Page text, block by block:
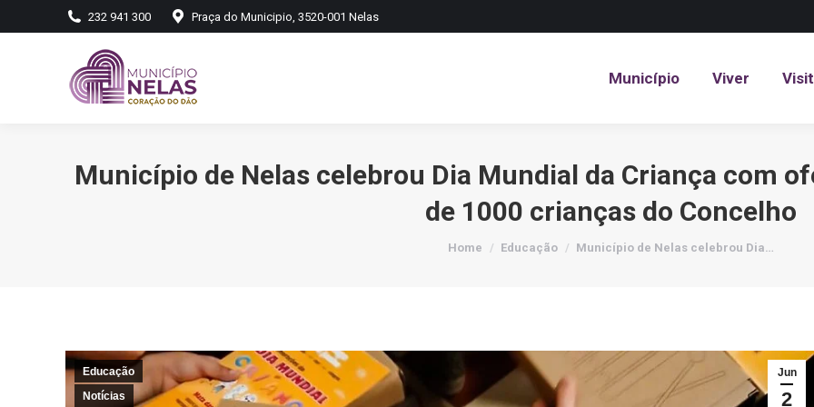
232 941 300 Praça do Municipio, 3520-001 Nelas
Município Viver
Município de Nelas celebrou Dia Mundial da Criança com
de 1000 crianças do Concelho
You are here:
Home Educação Município de Nelas celebrou Dia…
Jun
2
Educação
Notícias
Município Viver